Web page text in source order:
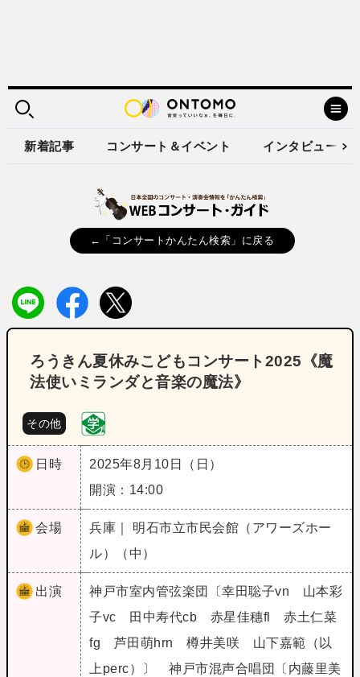
新着記事 コンサート＆イベント インタビュー
←「コンサートかんたん検索」に戻る
ろうきん夏休みこどもコンサート2025《魔
法使いミランダと音楽の魔法》
その他
日時
2025年8月10日（日）
開演：14:00
会場
兵庫｜ 明石市立市民会館（アワーズホー
ル）（中）
出演
神戸市室内管弦楽団〔幸田聡子vn 山本彩
子vc 田中寿代cb 赤星佳穗fl 赤土仁菜
fg 芦田萌hrn 樽井美咲 山下嘉範（以
上perc）〕 神戸市混声合唱団〔内藤里美